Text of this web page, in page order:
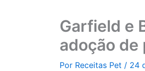
Garfield e
adoção de
Por Receitas Pet / 24